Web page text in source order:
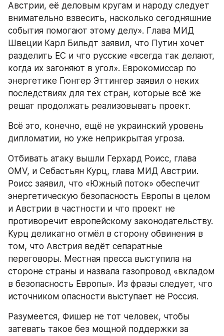
Австрии, её деловым кругам и народу следует
внимательно взвесить, насколько сегодняшние
события помогают этому делу». Глава МИД
Швеции Карл Бильдт заявил, что Путин хочет
разделить ЕС и что русские «всегда так делают,
когда их загоняют в угол». Еврокомиссар по
энергетике Гюнтер Эттингер заявил о неких
последствиях для тех стран, которые всё же
решат продолжать реализовывать проект.
Всё это, конечно, ещё не украинский уровень
дипломатии, но уже неприкрытая угроза.
Отбивать атаку вышли Герхард Роисс, глава
OMV, и Себастьян Курц, глава МИД Австрии.
Роисс заявил, что «Южный поток» обеспечит
энергетическую безопасность Европы в целом
и Австрии в частности и что проект не
противоречит европейскому законодательству.
Курц деликатно отмёл в сторону обвинения в
том, что Австрия ведёт сепаратные
переговоры. Местная пресса выступила на
стороне страны и назвала газопровод «вкладом
в безопасность Европы». Из фразы следует, что
источником опасности выступает не Россия.
Разумеется, Фишер не тот человек, чтобы
затевать такое без мощной поддержки за